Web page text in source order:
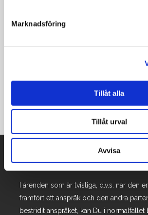
Marknadsföring
Tillåt alla
Tillåt urval
Avvisa
Värt att veta: Arvode och
I ärenden som är tvistiga, d.v.s. när den
framfört ett anspråk och den andra
bestridit anspråket, kan Du i normalfallet